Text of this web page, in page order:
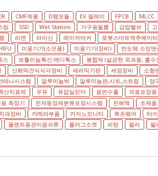
CMF제품 D램모듈 EV 릴레이 FPCB MLCC
링 SSD Wet Station 가구용필름 감압밸브
라면 라이신 레이저마커 로봇스마트액추에이터
미용기기(소모품) 미용기기(장비) 반도체 소잉
스 보툴리눔톡신:메디톡스 봉합재 (살균한 외과용, 흡수
산화막건식식각장비 세라믹기판 세정장비 소형
테나시스템 알루미늄박 알루미늄판,시트,스트립 양
산치료제 우유 유압실린더 음반수출
의료포장
측정기 전자동정제분류포장시스템 전해액 조제품
치과장비 카메라부품 카지노모니터 쿼츠웨어 타
플랜트용관이음쇠류 플러그소켓 피팅 필러 필